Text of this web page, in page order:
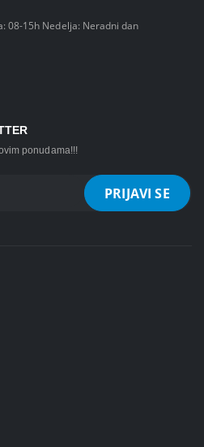
08-15h Nedelja: Neradni dan
ponudama!!!